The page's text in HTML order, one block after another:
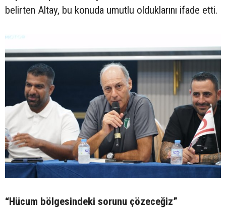
belirten Altay, bu konuda umutlu olduklarını ifade etti.
“Hücum bölgesindeki sorunu çözeceğiz”